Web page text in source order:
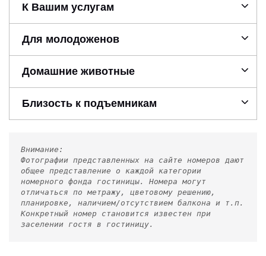
К Вашим услугам
Для молодоженов
Домашние животные
Близость к подъемникам
Внимание:
Фотографии представленных на сайте номеров дают
общее представление о каждой категории
номерного фонда гостиницы. Номера могут
отличаться по метражу, цветовому решению,
планировке, наличием/отсутствием балкона и т.п.
Конкретный номер становится известен при
заселении гостя в гостиницу.